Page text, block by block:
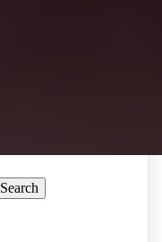
Search